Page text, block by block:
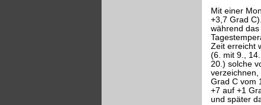
Mit einer
+3,7 Grad
während
Zeit erreicht
(6. mit 9.,
20.) solche
Grad C vom
+7 auf +1
und später